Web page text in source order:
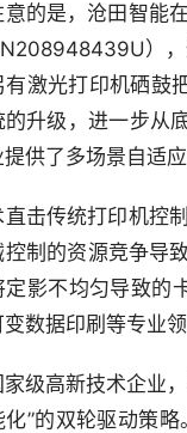
意的是，沧田智能
），
有激光打印机硒鼓
升级，进一步从
供了多场景自适
直击传统打印机控
控制的资源竞争导
定影不均匀导致的
数据印刷等专业
级高新技术企业
化”的双轮驱动策